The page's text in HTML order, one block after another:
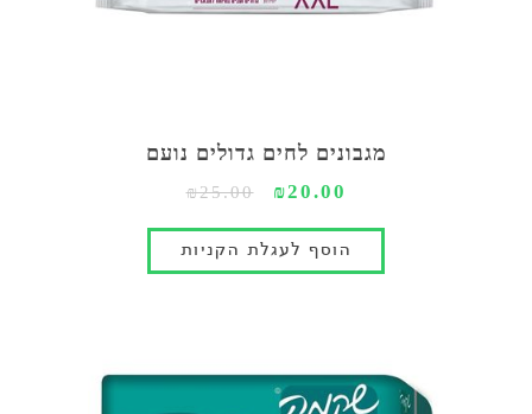
מגבונים לחים גדולים נועם
₪20.00
₪25.00